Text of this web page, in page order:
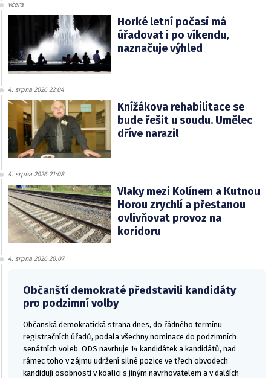
včera
Horké letní počasí má
úřadovat i po víkendu,
naznačuje výhled
4. srpna 2026 22:04
Knížákova rehabilitace se
bude řešit u soudu. Umělec
dříve narazil
4. srpna 2026 21:08
Vlaky mezi Kolínem a Kutnou
Horou zrychlí a přestanou
ovlivňovat provoz na
koridoru
4. srpna 2026 20:07
Občanští demokraté představili kandidáty
pro podzimní volby
Občanská demokratická strana dnes, do řádného termínu
registračních úřadů, podala všechny nominace do podzimních
senátních voleb. ODS navrhuje 14 kandidátek a kandidátů, nad
rámec toho v zájmu udržení silné pozice ve třech obvodech
kandidují osobnosti v koalici s jiným navrhovatelem a v dalších